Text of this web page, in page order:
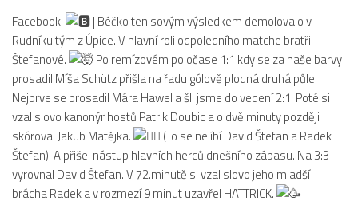
St. dorost
Zápasy SD 2026/27
Hráči
Realizační tým
Zápasy
Ml. dorost
Zápasy MD
Facebook:
| Béčko tenisovým výsledkem demolovalo v
Rudníku tým z Úpice. V hlavní roli odpoledního matche bratři
Štefanové.
Po remízovém poločase 1:1 kdy se za naše barvy
prosadil Míša Schütz přišla na řadu gólově plodná druhá půle.
Nejprve se prosadil Mára Hawel a šli jsme do vedení 2:1. Poté si
vzal slovo kanonýr hostů Patrik Doubic a o dvě minuty později
skóroval Jakub Matějka.
(To se nelíbí David Štefan a Radek
Štefan). A přišel nástup hlavních herců dnešního zápasu. Na 3:3
vyrovnal David Štefan. V 72.minutě si vzal slovo jeho mladší
brácha Radek a v rozmezí 9 minut uzavřel HATTRICK.